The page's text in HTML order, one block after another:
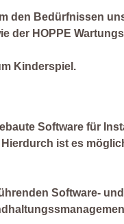
den Bedürfnissen
der HOPPE
Kinderspiel.
Software für
ist es
Software-